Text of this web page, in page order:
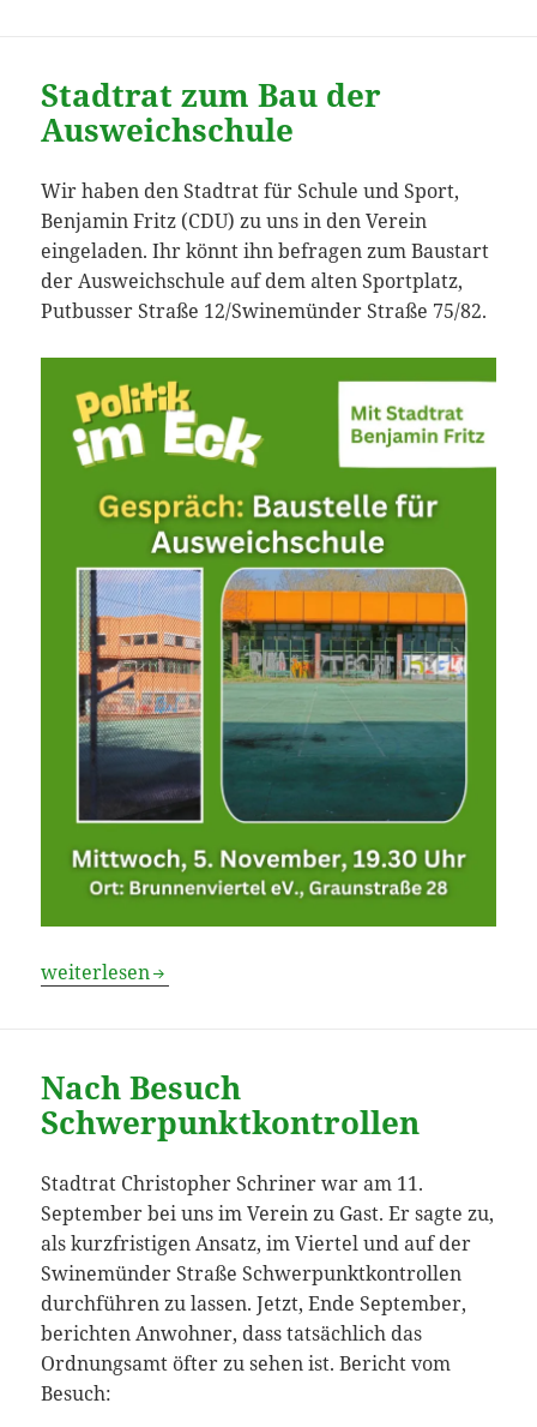
Stadtrat zum Bau der
Ausweichschule
Wir haben den Stadtrat für Schule und Sport,
Benjamin Fritz (CDU) zu uns in den Verein
eingeladen. Ihr könnt ihn befragen zum Baustart
der Ausweichschule auf dem alten Sportplatz,
Putbusser Straße 12/Swinemünder Straße 75/82.
Stadtrat zum Bau der Ausweichschule
weiterlesen
Nach Besuch
Schwerpunktkontrollen
Stadtrat Christopher Schriner war am 11.
September bei uns im Verein zu Gast. Er sagte zu,
als kurzfristigen Ansatz, im Viertel und auf der
Swinemünder Straße Schwerpunktkontrollen
durchführen zu lassen. Jetzt, Ende September,
berichten Anwohner, dass tatsächlich das
Ordnungsamt öfter zu sehen ist. Bericht vom
Besuch: